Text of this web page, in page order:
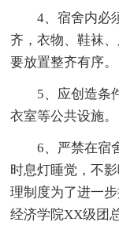
4、宿舍内必须
齐，衣物、鞋袜
要放置整齐有序。
5、应创造条件
衣室等公共设施。
6、严禁在宿舍
时息灯睡觉，不
理制度为了进一
经济学院XX级团